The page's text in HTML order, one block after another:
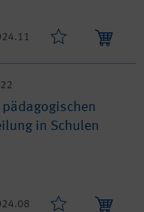
in Schulen